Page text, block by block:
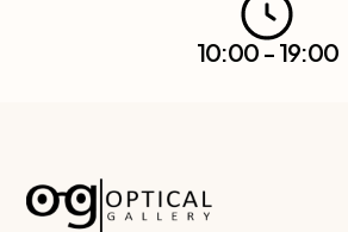
10:00 - 19:00